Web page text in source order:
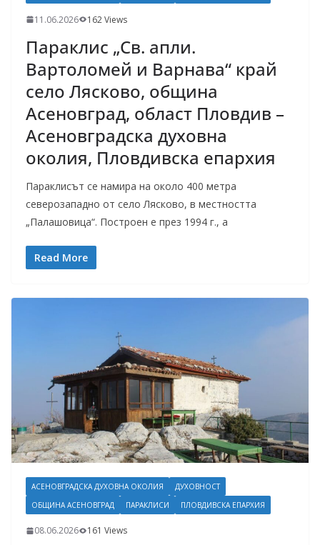
11.06.2026 162 Views
Параклис „Св. апли.
Вартоломей и Варнава“ край
село Лясково, община
Асеновград, област Пловдив –
Асеновградска духовна
околия, Пловдивска епархия
Параклисът се намира на около 400 метра
северозападно от село Лясково, в местността
„Палашовица“. Построен е през 1994 г., а
Read More
АСЕНОВГРАДСКА ДУХОВНА ОКОЛИЯ
ДУХОВНОСТ
ОБЩИНА АСЕНОВГРАД
ПАРАКЛИСИ ПЛОВДИВСКА ЕПАРХИЯ
08.06.2026 161 Views